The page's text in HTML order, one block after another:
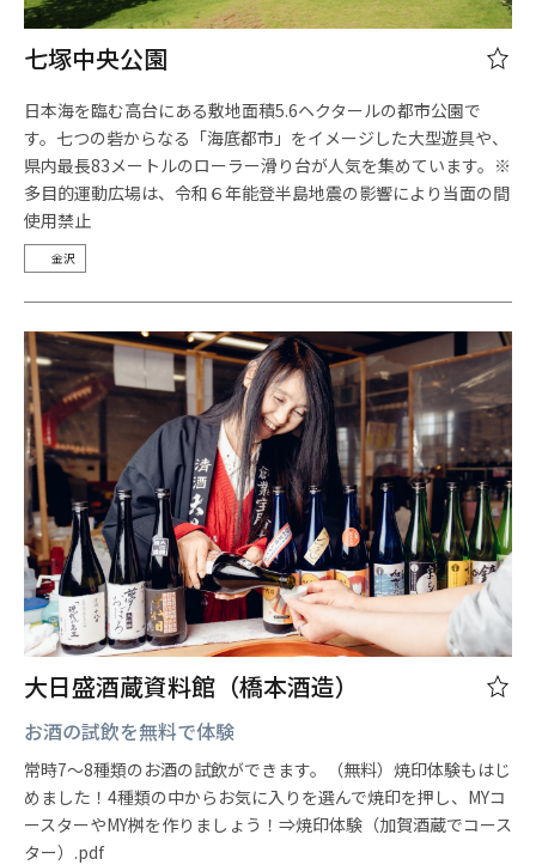
七塚中央公園
日本海を臨む高台にある敷地面積5.6ヘクタールの都市公園で
す。七つの砦からなる「海底都市」をイメージした大型遊具や、
県内最長83メートルのローラー滑り台が人気を集めています。※
多目的運動広場は、令和６年能登半島地震の影響により当面の間
使用禁止
金沢
大日盛酒蔵資料館（橋本酒造）
お酒の試飲を無料で体験
常時7～8種類のお酒の試飲ができます。（無料）焼印体験もはじ
めました！4種類の中からお気に入りを選んで焼印を押し、MYコ
ースターやMY桝を作りましょう！⇒焼印体験（加賀酒蔵でコース
ター）.pdf